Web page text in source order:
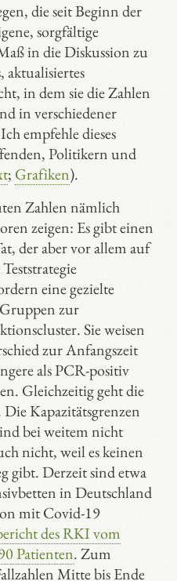
die seit Beginn der
sorgfältige
in die Diskussion zu
aktualisiertes
in dem sie die Zahlen
in verschiedener
empfehle dieses
Politikern und
; Grafiken).
Zahlen nämlich
zeigen: Es gibt einen
der aber vor allem auf
eine gezielte
zur
Sie weisen
zur Anfangszeit
als PCR-positiv
Gleichzeitig geht die
Kapazitätsgrenzen
bei weitem nicht
nicht, weil es keinen
gibt. Derzeit sind etwa
in Deutschland
mit Covid-19
des RKI vom
Patienten. Zum
Mitte bis Ende